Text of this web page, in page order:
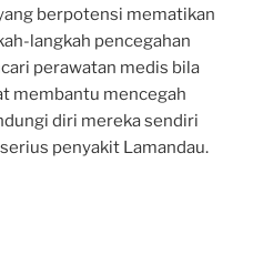
berpotensi mematikan
langkah pencegahan
perawatan medis bila
membantu mencegah
diri mereka sendiri
penyakit Lamandau.